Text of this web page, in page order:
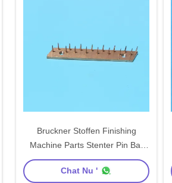
Bruckner Stoffen Finishing
Machine Parts Stenter Pin Bar
Pin Plate 0,99*13 Carbon Steel
Naald V3M Naald
Chat Nu '